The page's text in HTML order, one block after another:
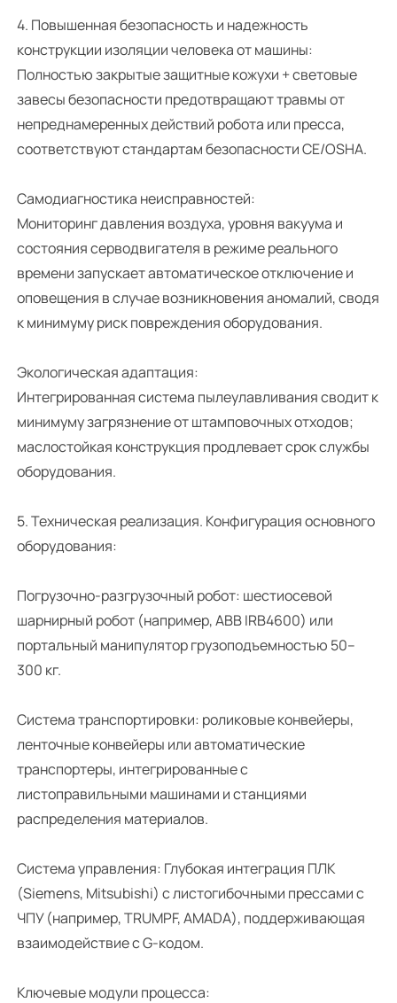
4. Повышенная безопасность и надежность
конструкции изоляции человека от машины:
Полностью закрытые защитные кожухи + световые
завесы безопасности предотвращают травмы от
непреднамеренных действий робота или пресса,
соответствуют стандартам безопасности CE/OSHA.
Самодиагностика неисправностей:
Мониторинг давления воздуха, уровня вакуума и
состояния серводвигателя в режиме реального
времени запускает автоматическое отключение и
оповещения в случае возникновения аномалий, сводя
к минимуму риск повреждения оборудования.
Экологическая адаптация:
Интегрированная система пылеулавливания сводит к
минимуму загрязнение от штамповочных отходов;
маслостойкая конструкция продлевает срок службы
оборудования.
5. Техническая реализация. Конфигурация основного
оборудования:
Погрузочно-разгрузочный робот: шестиосевой
шарнирный робот (например, ABB IRB4600) или
портальный манипулятор грузоподъемностью 50–
300 кг.
Система транспортировки: роликовые конвейеры,
ленточные конвейеры или автоматические
транспортеры, интегрированные с
листоправильными машинами и станциями
распределения материалов.
Система управления: Глубокая интеграция ПЛК
(Siemens, Mitsubishi) с листогибочными прессами с
ЧПУ (например, TRUMPF, AMADA), поддерживающая
взаимодействие с G-кодом.
Ключевые модули процесса: